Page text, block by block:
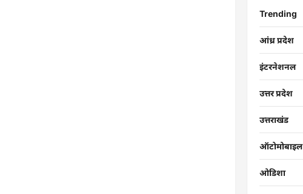
Trending
आंध्र प्रदेश
इंटरनेशनल
उत्तर प्रदेश
उत्तराखंड
ऑटोमोबाइल
ओडिशा